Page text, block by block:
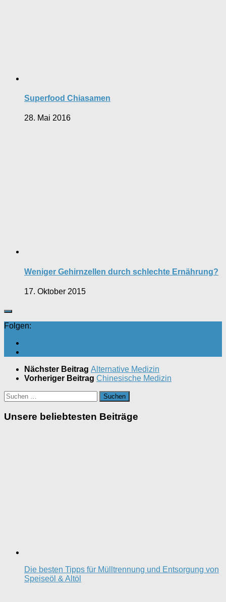
Superfood Chiasamen
28. Mai 2016
Weniger Gehirnzellen durch schlechte Ernährung?
17. Oktober 2015
Folgen:
Nächster Beitrag Alternative Medizin
Vorheriger Beitrag Chinesische Medizin
Suchen
nach:
Unsere beliebtesten Beiträge
Die besten Tipps für Mülltrennung und Entsorgung von
Speiseöl & Altöl